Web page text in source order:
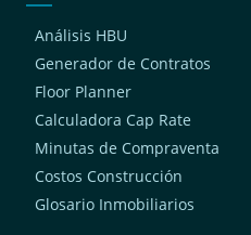
Análisis HBU
Generador de Contratos
Floor Planner
Calculadora Cap Rate
Minutas de Compraventa
Costos Construcción
Glosario Inmobiliarios